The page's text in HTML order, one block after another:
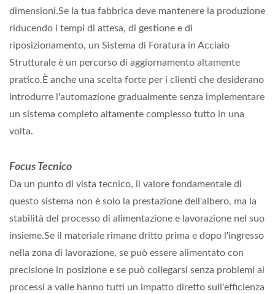
dimensioni.Se la tua fabbrica deve mantenere la produzione
riducendo i tempi di attesa, di gestione e di
riposizionamento, un Sistema di Foratura in Acciaio
Strutturale è un percorso di aggiornamento altamente
pratico.È anche una scelta forte per i clienti che desiderano
introdurre l'automazione gradualmente senza implementare
un sistema completo altamente complesso tutto in una
volta.
Focus Tecnico
Da un punto di vista tecnico, il valore fondamentale di
questo sistema non è solo la prestazione dell'albero, ma la
stabilità del processo di alimentazione e lavorazione nel suo
insieme.Se il materiale rimane dritto prima e dopo l'ingresso
nella zona di lavorazione, se può essere alimentato con
precisione in posizione e se può collegarsi senza problemi ai
processi a valle hanno tutti un impatto diretto sull'efficienza